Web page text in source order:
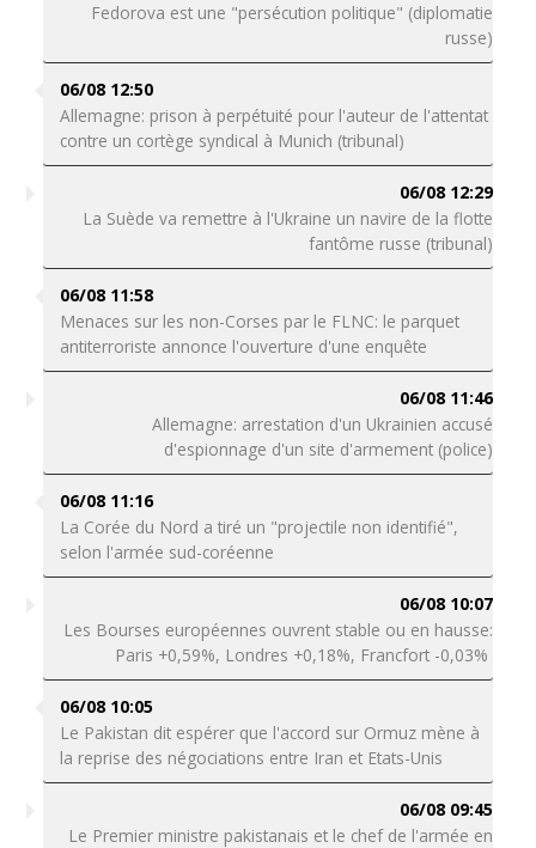
Fedorova est une "persécution politique" (diplomatie
russe)
06/08 12:50
Allemagne: prison à perpétuité pour l'auteur de l'attentat
contre un cortège syndical à Munich (tribunal)
06/08 12:29
La Suède va remettre à l'Ukraine un navire de la flotte
fantôme russe (tribunal)
06/08 11:58
Menaces sur les non-Corses par le FLNC: le parquet
antiterroriste annonce l'ouverture d'une enquête
06/08 11:46
Allemagne: arrestation d'un Ukrainien accusé
d'espionnage d'un site d'armement (police)
06/08 11:16
La Corée du Nord a tiré un "projectile non identifié",
selon l'armée sud-coréenne
06/08 10:07
Les Bourses européennes ouvrent stable ou en hausse:
Paris +0,59%, Londres +0,18%, Francfort -0,03%
06/08 10:05
Le Pakistan dit espérer que l'accord sur Ormuz mène à
la reprise des négociations entre Iran et Etats-Unis
06/08 09:45
Le Premier ministre pakistanais et le chef de l'armée en